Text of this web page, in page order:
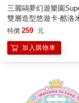
三麗鷗夢幻遊樂園
雙層造型悠遊卡-酷洛
託代銷】
特價 259 元
加入購物車